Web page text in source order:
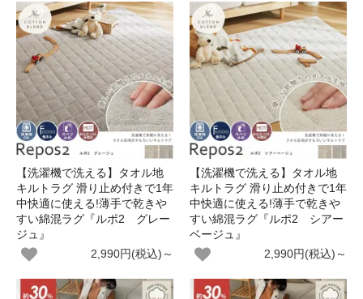
【洗濯機で洗える】タオル地
キルトラグ 滑り止め付きで1年
中快適に使える!薄手で乾きや
すい綿混ラグ『ルポ2 グレー
ジュ』
2,990円(税込)～
【洗濯機で洗える】タオル地
キルトラグ 滑り止め付きで1年
中快適に使える!薄手で乾きや
すい綿混ラグ『ルポ2 シアー
ベージュ』
2,990円(税込)～